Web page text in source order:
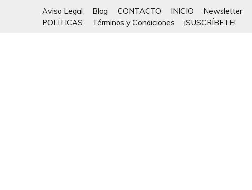
Aviso Legal Blog CONTACTO INICIO Newsletter
POLÍTICAS
Términos y Condiciones ¡SUSCRÍBETE!